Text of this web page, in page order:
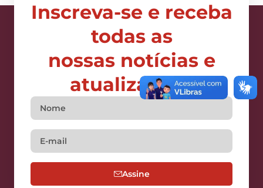
Inscreva-se e receba
todas as
nossas notícias e
atualizações
Assine